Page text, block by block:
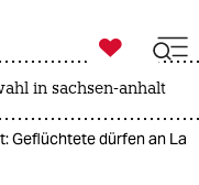

taz zahl ich
in sachsen-anhalt
Geflüchtete dürfen an